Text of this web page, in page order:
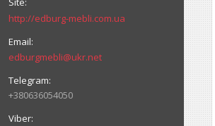
http://edburg-mebli.com.ua
edburgmebli@ukr.net
+380636054050